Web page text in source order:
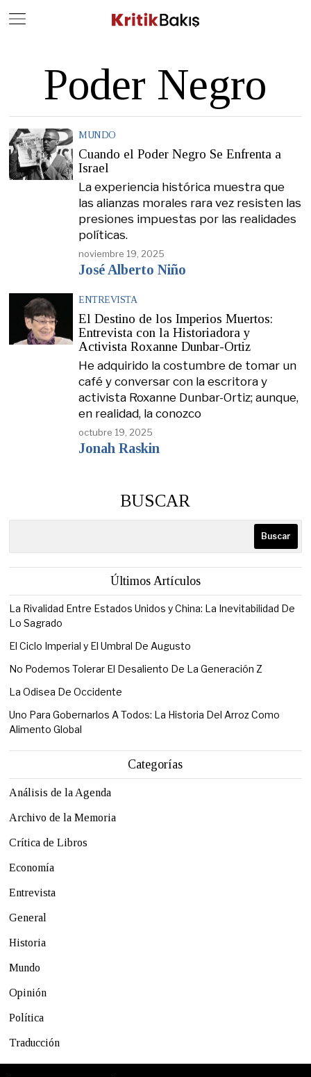
Poder Negro
MUNDO
Cuando el Poder Negro Se Enfrenta a
Israel
La experiencia histórica muestra que
las alianzas morales rara vez resisten las
presiones impuestas por las realidades
políticas.
noviembre 19, 2025
José Alberto Niño
ENTREVISTA
El Destino de los Imperios Muertos:
Entrevista con la Historiadora y
Activista Roxanne Dunbar-Ortiz
He adquirido la costumbre de tomar un
café y conversar con la escritora y
activista Roxanne Dunbar-Ortiz; aunque,
en realidad, la conozco
octubre 19, 2025
Jonah Raskin
BUSCAR
Buscar
Últimos Artículos
La Rivalidad Entre Estados Unidos y China: La Inevitabilidad De
Lo Sagrado
El Ciclo Imperial y El Umbral De Augusto
No Podemos Tolerar El Desaliento De La Generación Z
La Odisea De Occidente
Uno Para Gobernarlos A Todos: La Historia Del Arroz Como
Alimento Global
Categorías
Análisis de la Agenda
Archivo de la Memoria
Crítica de Libros
Economía
Entrevista
General
Historia
Mundo
Opinión
Política
Traducción